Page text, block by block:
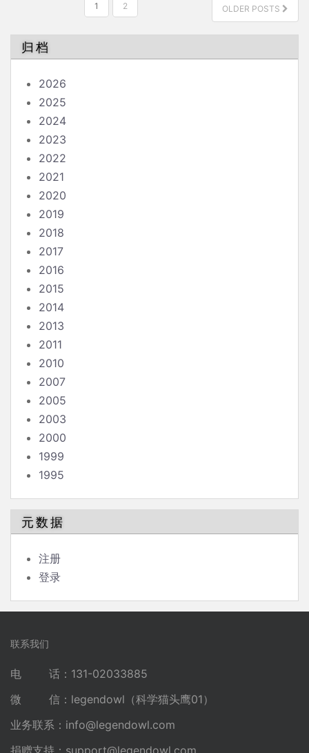
分
页
1 2 OLDER POSTS
归档
2026
2025
2024
2023
2022
2021
2020
2019
2018
2017
2016
2015
2014
2013
2011
2010
2007
2005
2003
2000
1999
1995
元数据
注册
登录
联系我们
电 话：131-02033885
微 信：legendowl（科学猫头鹰01）
业务联系： info@legendowl.com